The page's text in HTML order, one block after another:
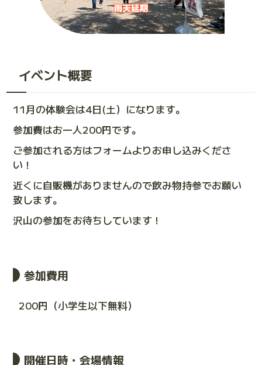
イベント概要
11月の体験会は4日(土）になります。
参加費はお一人200円です。
ご参加される方はフォームよりお申し込みくださ
い！
近くに自販機がありませんので飲み物持参でお願い
致します。
沢山の参加をお待ちしています！
参加費用
200円（小学生以下無料）
開催日時・会場情報